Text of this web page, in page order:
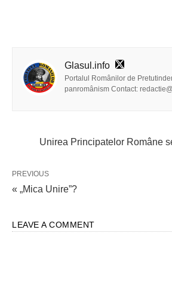
Glasul.info
Portalul Românilor de
panromânism Contact:
Unirea Principatelor Române
PREVIOUS
« „Mica Unire”?
LEAVE A COMMENT